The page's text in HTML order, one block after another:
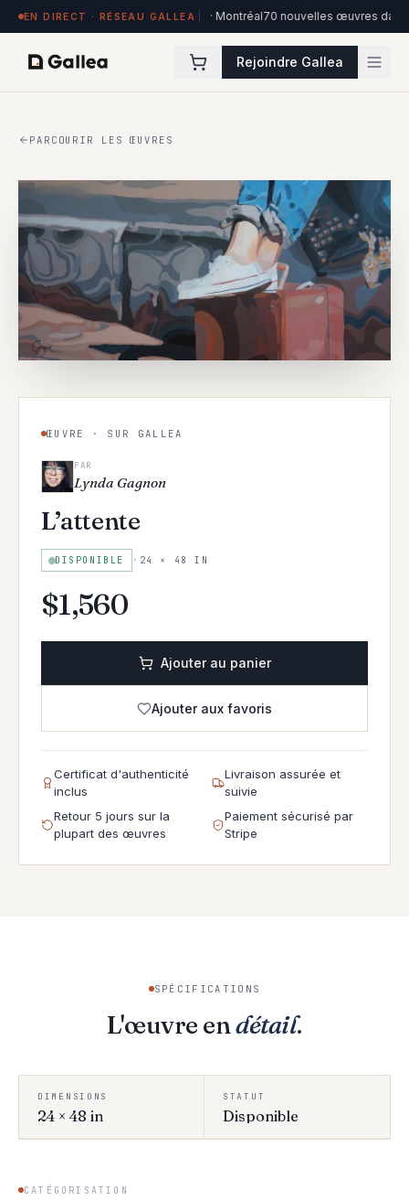
EN DIRECT · RÉSEAU GALLEA
exposées à Hôtel de l'ITHQ · Montréal 70 nouvelles œuvres dans la
Rejoindre Gallea
PARCOURIR LES ŒUVRES
ŒUVRE · SUR GALLEA
PAR
Lynda Gagnon
L’attente
DISPONIBLE · 24 × 48 IN
$1,560
Ajouter au panier
Ajouter aux favoris
Certificat d'authenticité
inclus
Livraison assurée et
suivie
Retour 5 jours sur la
plupart des œuvres
Paiement sécurisé par
Stripe
SPÉCIFICATIONS
L'œuvre endétail.
DIMENSIONS
24 × 48 in
STATUT
Disponible
CATÉGORISATION